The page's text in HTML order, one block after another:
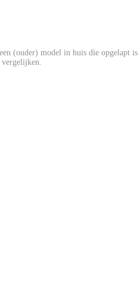
(ouder) model in huis die opgelapt
vergelijken.